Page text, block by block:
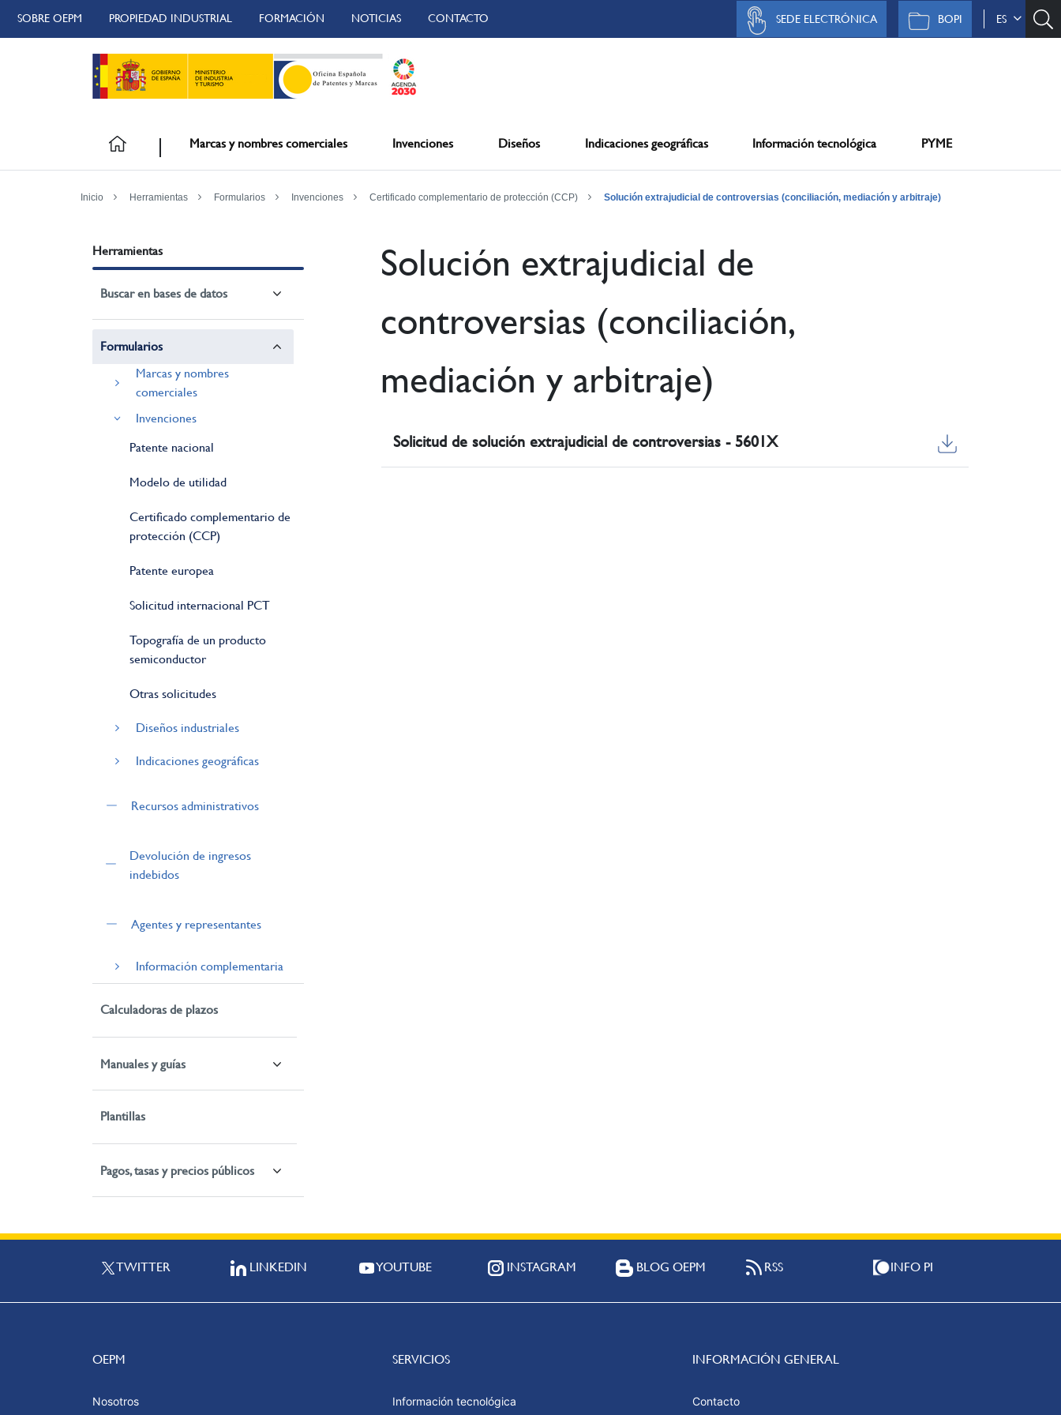
SOBRE OEPM PROPIEDAD INDUSTRIAL FORMACIÓN NOTICIAS CONTACTO ES
BOPI
SEDE ELECTRÓNICA
Marcas y nombres comerciales Invenciones Diseños Indicaciones geográficas Información tecnológica PYME
Inicio Herramientas Formularios Invenciones Certificado complementario de protección (CCP) Solución extrajudicial de controversias (conciliación, mediación y arbitraje)
Herramientas
Buscar en bases de datos
Formularios
Marcas y nombres
comerciales
Invenciones
Patente nacional
Modelo de utilidad
Certificado complementario de
protección (CCP)
Patente europea
Solicitud internacional PCT
Topografía de un producto
semiconductor
Otras solicitudes
Diseños industriales
Indicaciones geográficas
Recursos administrativos
Devolución de ingresos
indebidos
Agentes y representantes
Información complementaria
Calculadoras de plazos
Manuales y guías
Plantillas
Pagos, tasas y precios públicos
Solución extrajudicial de
controversias (conciliación,
mediación y arbitraje)
Solicitud de solución extrajudicial de controversias - 5601X
TWITTER LINKEDIN YOUTUBE INSTAGRAM BLOG OEPM RSS INFO PI
OEPM
Nosotros
SERVICIOS
Información tecnológica
INFORMACIÓN GENERAL
Contacto